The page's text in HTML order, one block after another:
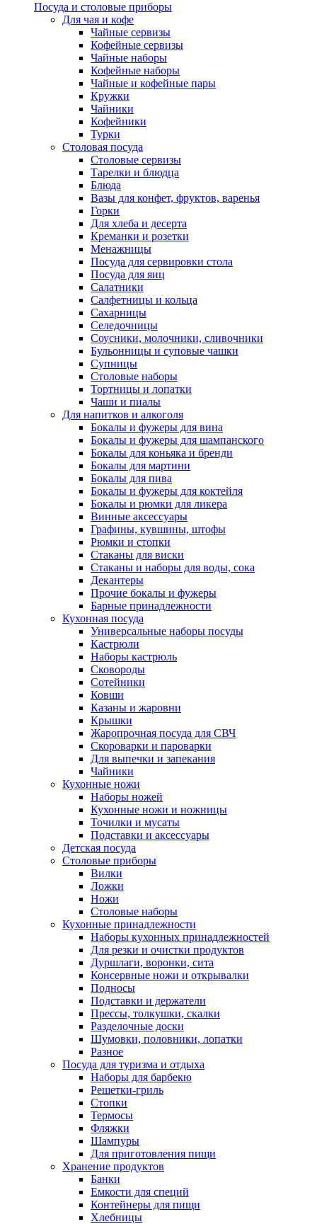
Посуда и столовые приборы
Для чая и кофе
Чайные сервизы
Кофейные сервизы
Чайные наборы
Кофейные наборы
Чайные и кофейные пары
Кружки
Чайники
Кофейники
Турки
Столовая посуда
Столовые сервизы
Тарелки и блюдца
Блюда
Вазы для конфет, фруктов, варенья
Горки
Для хлеба и десерта
Креманки и розетки
Менажницы
Посуда для сервировки стола
Посуда для яиц
Салатники
Салфетницы и кольца
Сахарницы
Селедочницы
Соусники, молочники, сливочники
Бульонницы и суповые чашки
Супницы
Столовые наборы
Тортницы и лопатки
Чаши и пиалы
Для напитков и алкоголя
Бокалы и фужеры для вина
Бокалы и фужеры для шампанского
Бокалы для коньяка и бренди
Бокалы для мартини
Бокалы для пива
Бокалы и фужеры для коктейля
Бокалы и рюмки для ликера
Винные аксессуары
Графины, кувшины, штофы
Рюмки и стопки
Стаканы для виски
Стаканы и наборы для воды, сока
Декантеры
Прочие бокалы и фужеры
Барные принадлежности
Кухонная посуда
Универсальные наборы посуды
Кастрюли
Наборы кастрюль
Сковороды
Сотейники
Ковши
Казаны и жаровни
Крышки
Жаропрочная посуда для СВЧ
Скороварки и пароварки
Для выпечки и запекания
Чайники
Кухонные ножи
Наборы ножей
Кухонные ножи и ножницы
Точилки и мусаты
Подставки и аксессуары
Детская посуда
Столовые приборы
Вилки
Ложки
Ножи
Столовые наборы
Кухонные принадлежности
Наборы кухонных принадлежностей
Для резки и очистки продуктов
Дуршлаги, воронки, сита
Консервные ножи и открывалки
Подносы
Подставки и держатели
Прессы, толкушки, скалки
Разделочные доски
Шумовки, половники, лопатки
Разное
Посуда для туризма и отдыха
Наборы для барбекю
Решетки-гриль
Стопки
Термосы
Фляжки
Шампуры
Для приготовления пищи
Хранение продуктов
Банки
Емкости для специй
Контейнеры для пищи
Хлебницы